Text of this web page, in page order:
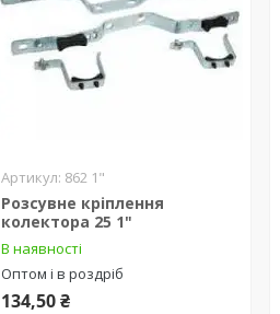
862 1"
Розсувне кріплення
колектора 25 1"
В наявності
Оптом і в роздріб
134,50 ₴